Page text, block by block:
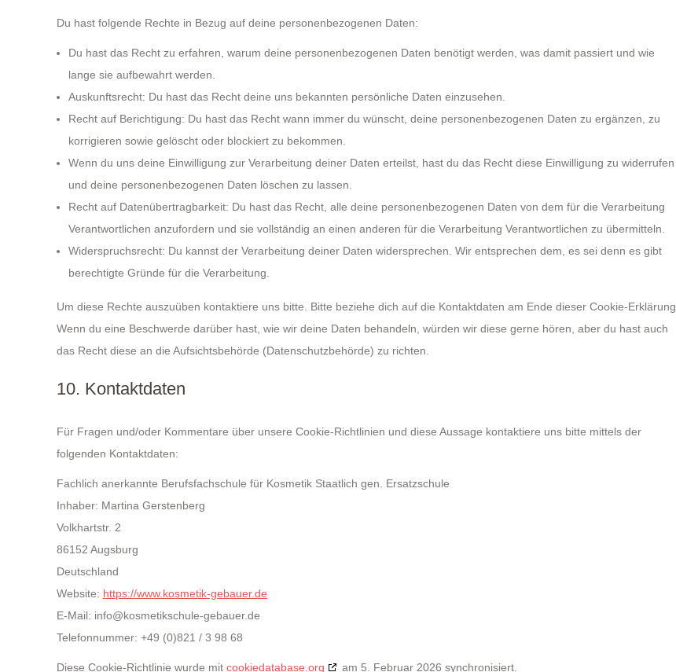
Du hast folgende Rechte in Bezug auf deine personenbezogenen Daten:
Du hast das Recht zu erfahren, warum deine personenbezogenen Daten benötigt werden, was damit passiert und wie
lange sie aufbewahrt werden.
Auskunftsrecht: Du hast das Recht deine uns bekannten persönliche Daten einzusehen.
Recht auf Berichtigung: Du hast das Recht wann immer du wünscht, deine personenbezogenen Daten zu ergänzen, zu
korrigieren sowie gelöscht oder blockiert zu bekommen.
Wenn du uns deine Einwilligung zur Verarbeitung deiner Daten erteilst, hast du das Recht diese Einwilligung zu widerrufen
und deine personenbezogenen Daten löschen zu lassen.
Recht auf Datenübertragbarkeit: Du hast das Recht, alle deine personenbezogenen Daten von dem für die Verarbeitung
Verantwortlichen anzufordern und sie vollständig an einen anderen für die Verarbeitung Verantwortlichen zu übermitteln.
Widerspruchsrecht: Du kannst der Verarbeitung deiner Daten widersprechen. Wir entsprechen dem, es sei denn es gibt
berechtigte Gründe für die Verarbeitung.
Um diese Rechte auszuüben kontaktiere uns bitte. Bitte beziehe dich auf die Kontaktdaten am Ende dieser Cookie-Erklärung.
Wenn du eine Beschwerde darüber hast, wie wir deine Daten behandeln, würden wir diese gerne hören, aber du hast auch
das Recht diese an die Aufsichtsbehörde (Datenschutzbehörde) zu richten.
10. Kontaktdaten
Für Fragen und/oder Kommentare über unsere Cookie-Richtlinien und diese Aussage kontaktiere uns bitte mittels der
folgenden Kontaktdaten:
Fachlich anerkannte Berufsfachschule für Kosmetik Staatlich gen. Ersatzschule
Inhaber: Martina Gerstenberg
Volkhartstr. 2
86152 Augsburg
Deutschland
Website: https://www.kosmetik-gebauer.de
E-Mail: info@kosmetikschule-gebauer.de
Telefonnummer: +49 (0)821 / 3 98 68
Diese Cookie-Richtlinie wurde mit cookiedatabase.org am 5. Februar 2026 synchronisiert.